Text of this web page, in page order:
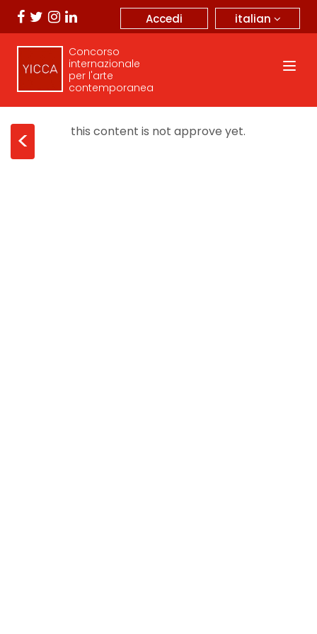
italian
Accedi
Concorso
internazionale
per l'arte
contemporanea
< this content is not approve yet.